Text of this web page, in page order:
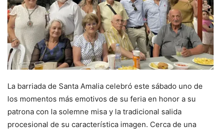
La barriada de Santa Amalia celebró este sábado uno de
los momentos más emotivos de su feria en honor a su
patrona con la solemne misa y la tradicional salida
procesional de su característica imagen. Cerca de una